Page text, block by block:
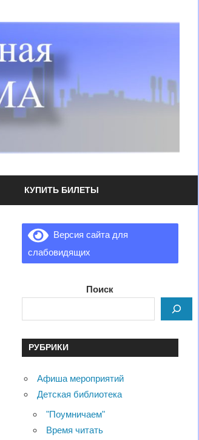
КУПИТЬ БИЛЕТЫ
Версия сайта для
слабовидящих
Поиск
РУБРИКИ
Афиша мероприятий
Детская библиотека
"Поумничаем"
Время читать